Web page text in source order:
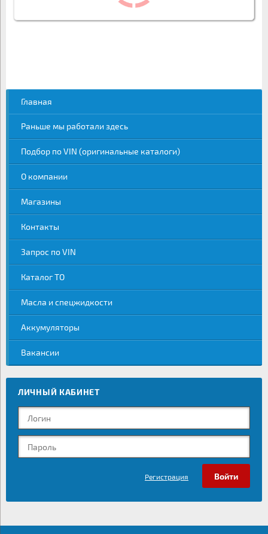
Главная
Раньше мы работали здесь
Подбор по VIN (оригинальные каталоги)
О компании
Магазины
Контакты
Запрос по VIN
Каталог ТО
Масла и спецжидкости
Аккумуляторы
Вакансии
ЛИЧНЫЙ КАБИНЕТ
Регистрация